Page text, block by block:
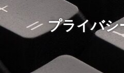
プライバシ